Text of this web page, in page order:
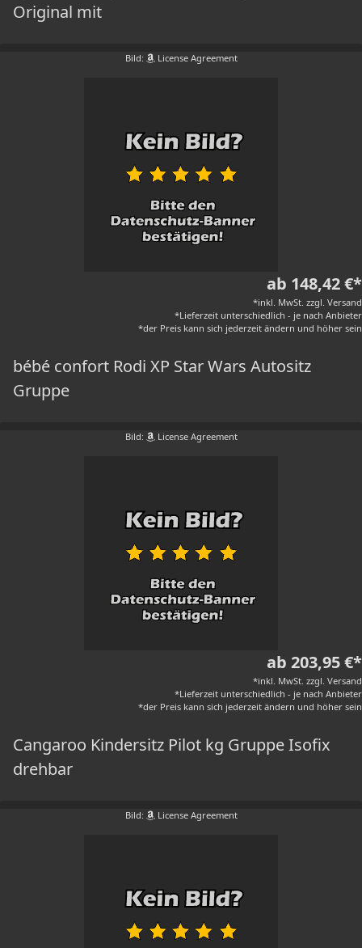
Original mit
Bild: License Agreement
ab 148,42 €*
*inkl. MwSt. zzgl. Versand
*Lieferzeit unterschiedlich - je nach Anbieter
*der Preis kann sich jederzeit ändern und höher sein
bébé confort Rodi XP Star Wars Autositz
Gruppe
Bild: License Agreement
ab 203,95 €*
*inkl. MwSt. zzgl. Versand
*Lieferzeit unterschiedlich - je nach Anbieter
*der Preis kann sich jederzeit ändern und höher sein
Cangaroo Kindersitz Pilot kg Gruppe Isofix
drehbar
Bild: License Agreement